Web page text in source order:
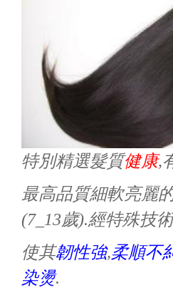
特別精選髮質健康,
最高品質細軟亮麗
(7_13歲).經特殊技
使其韌性強,柔順不
染燙.